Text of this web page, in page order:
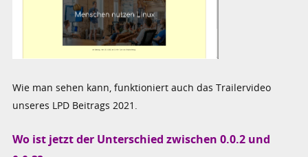
Wie man sehen kann, funktioniert auch das Trailervideo
unseres LPD Beitrags 2021.
Wo ist jetzt der Unterschied zwischen 0.0.2 und